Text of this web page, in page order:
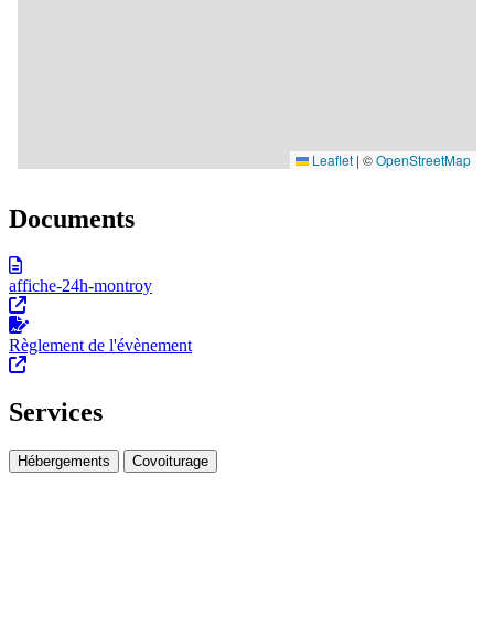
Documents
affiche-24h-montroy
Règlement de l'évènement
Services
Hébergements Covoiturage